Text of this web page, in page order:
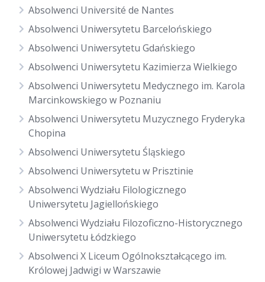
Absolwenci Université de Nantes
Absolwenci Uniwersytetu Barcelońskiego
Absolwenci Uniwersytetu Gdańskiego
Absolwenci Uniwersytetu Kazimierza Wielkiego
Absolwenci Uniwersytetu Medycznego im. Karola
Marcinkowskiego w Poznaniu
Absolwenci Uniwersytetu Muzycznego Fryderyka
Chopina
Absolwenci Uniwersytetu Śląskiego
Absolwenci Uniwersytetu w Prisztinie
Absolwenci Wydziału Filologicznego
Uniwersytetu Jagiellońskiego
Absolwenci Wydziału Filozoficzno-Historycznego
Uniwersytetu Łódzkiego
Absolwenci X Liceum Ogólnokształcącego im.
Królowej Jadwigi w Warszawie